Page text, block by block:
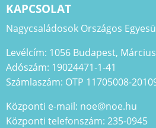
KAPCSOLAT
Nagycsaládosok Országos
Levélcím: 1056 Budapest,
Adószám: 19024471-1-41
Számlaszám: OTP 11705008-
Központi e-mail: noe@noe.hu
Központi telefonszám: 235-0945